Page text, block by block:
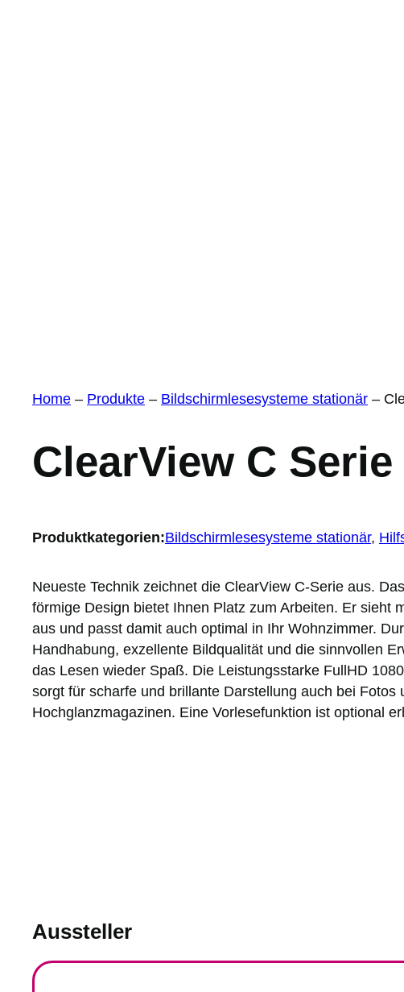
Home – Produkte – Bildschirmlesesysteme stationär –
ClearView C Serie
Produktkategorien:Bildschirmlesesysteme stationär,
Neueste Technik zeichnet die ClearView C-Serie aus.
förmige Design bietet Ihnen Platz zum Arbeiten. Er sieht
aus und passt damit auch optimal in Ihr Wohnzimmer.
Handhabung, exzellente Bildqualität und die sinnvollen
das Lesen wieder Spaß. Die Leistungsstarke FullHD
sorgt für scharfe und brillante Darstellung auch bei Fotos
Hochglanzmagazinen. Eine Vorlesefunktion ist optional
Aussteller